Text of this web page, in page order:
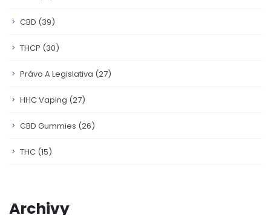
CBD (39)
THCP (30)
Právo A Legislativa (27)
HHC Vaping (27)
CBD Gummies (26)
THC (15)
Archivy